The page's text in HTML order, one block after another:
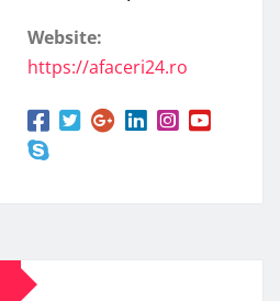
Website:
https://afaceri24.ro